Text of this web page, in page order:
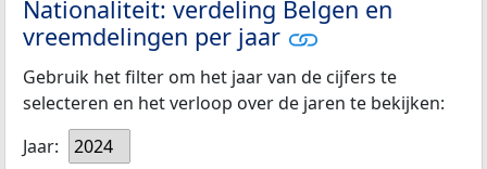
Nationaliteit: verdeling Belgen en
vreemdelingen per jaar
Gebruik het filter om het jaar van de cijfers te
selecteren en het verloop over de jaren te bekijken:
Jaar:
2024